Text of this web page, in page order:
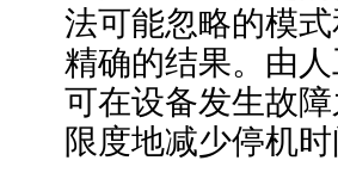
法可能忽略的模
精确的结果。由
可在设备发生故
限度地减少停机